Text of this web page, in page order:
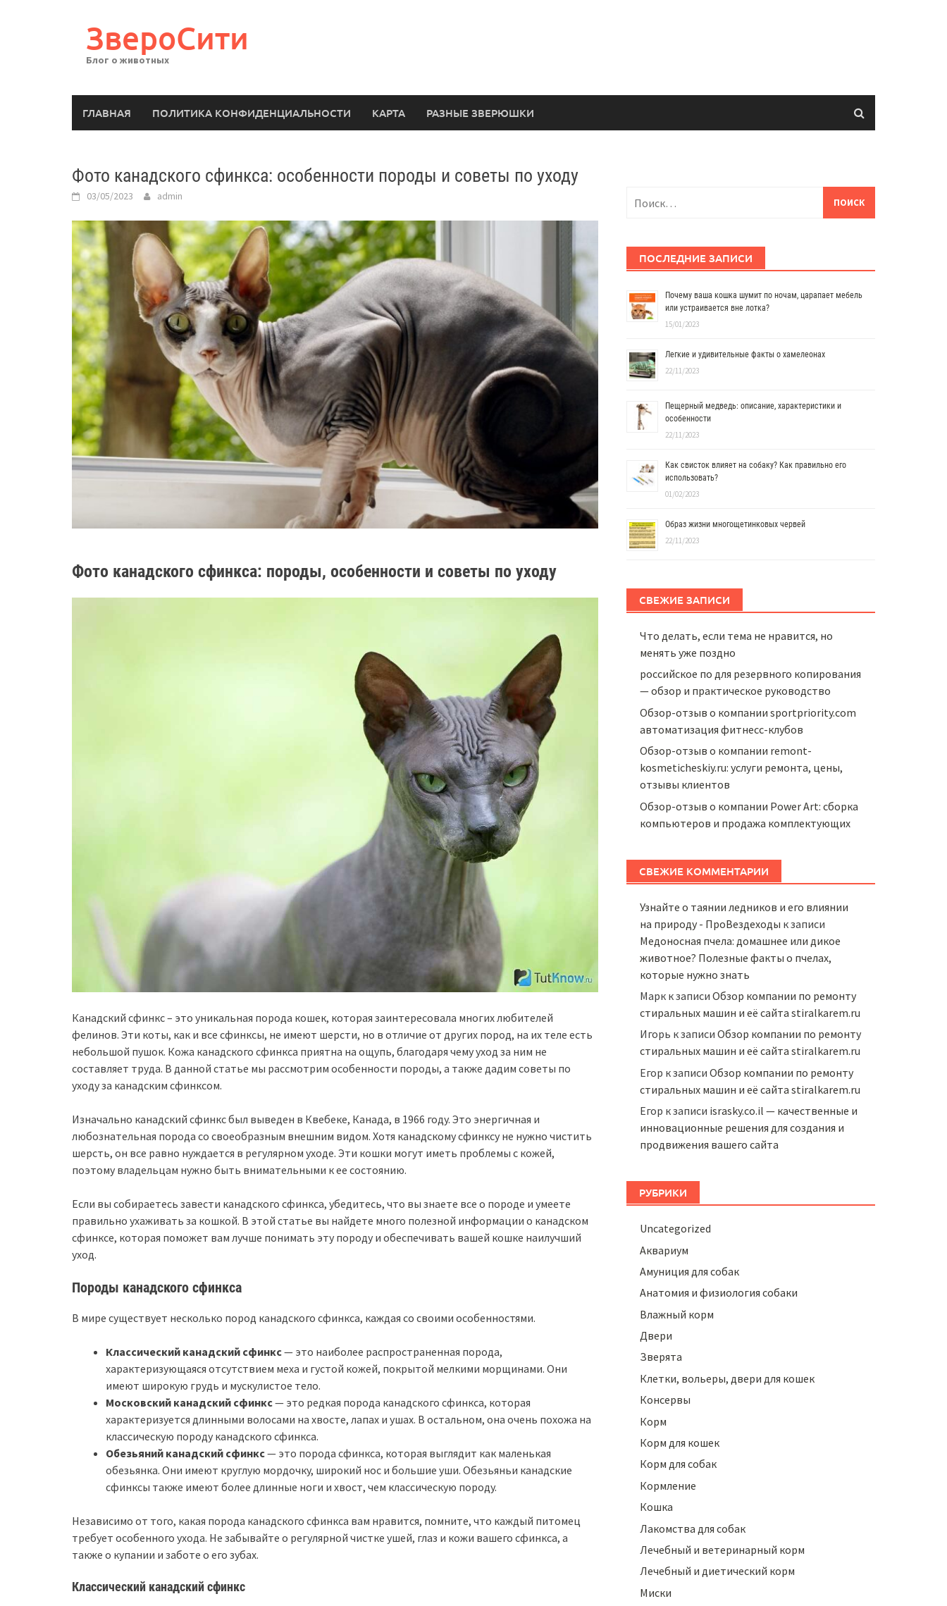
ЗвероСити
Блог о животных
ГЛАВНАЯ ПОЛИТИКА КОНФИДЕНЦИАЛЬНОСТИ КАРТА РАЗНЫЕ ЗВЕРЮШКИ
Фото канадского сфинкса: особенности породы и советы по уходу
03/05/2023 admin
Фото канадского сфинкса: породы, особенности и советы по уходу
Канадский сфинкс – это уникальная порода кошек, которая заинтересовала многих любителей
фелинов. Эти коты, как и все сфинксы, не имеют шерсти, но в отличие от других пород, на их теле есть
небольшой пушок. Кожа канадского сфинкса приятна на ощупь, благодаря чему уход за ним не
составляет труда. В данной статье мы рассмотрим особенности породы, а также дадим советы по
уходу за канадским сфинксом.
Изначально канадский сфинкс был выведен в Квебеке, Канада, в 1966 году. Это энергичная и
любознательная порода со своеобразным внешним видом. Хотя канадскому сфинксу не нужно чистить
шерсть, он все равно нуждается в регулярном уходе. Эти кошки могут иметь проблемы с кожей,
поэтому владельцам нужно быть внимательными к ее состоянию.
Если вы собираетесь завести канадского сфинкса, убедитесь, что вы знаете все о породе и умеете
правильно ухаживать за кошкой. В этой статье вы найдете много полезной информации о канадском
сфинксе, которая поможет вам лучше понимать эту породу и обеспечивать вашей кошке наилучший
уход.
Породы канадского сфинкса
В мире существует несколько пород канадского сфинкса, каждая со своими особенностями.
Классический канадский сфинкс— это наиболее распространенная порода,
характеризующаяся отсутствием меха и густой кожей, покрытой мелкими морщинами. Они
имеют широкую грудь и мускулистое тело.
Московский канадский сфинкс— это редкая порода канадского сфинкса, которая
характеризуется длинными волосами на хвосте, лапах и ушах. В остальном, она очень похожа на
классическую породу канадского сфинкса.
Обезьяний канадский сфинкс— это порода сфинкса, которая выглядит как маленькая
обезьянка. Они имеют круглую мордочку, широкий нос и большие уши. Обезьяньи канадские
сфинксы также имеют более длинные ноги и хвост, чем классическую породу.
Независимо от того, какая порода канадского сфинкса вам нравится, помните, что каждый питомец
требует особенного ухода. Не забывайте о регулярной чистке ушей, глаз и кожи вашего сфинкса, а
также о купании и заботе о его зубах.
Классический канадский сфинкс
ПОСЛЕДНИЕ ЗАПИСИ
Почему ваша кошка шумит по ночам, царапает мебель
или устраивается вне лотка?
15/01/2023
Легкие и удивительные факты о хамелеонах
22/11/2023
Пещерный медведь: описание, характеристики и
особенности
22/11/2023
Как свисток влияет на собаку? Как правильно его
использовать?
01/02/2023
Образ жизни многощетинковых червей
22/11/2023
СВЕЖИЕ ЗАПИСИ
Что делать, если тема не нравится, но
менять уже поздно
российское по для резервного копирования
— обзор и практическое руководство
Обзор-отзыв о компании sportpriority.com
автоматизация фитнесс-клубов
Обзор-отзыв о компании remont-
kosmeticheskiy.ru: услуги ремонта, цены,
отзывы клиентов
Обзор-отзыв о компании Power Art: сборка
компьютеров и продажа комплектующих
СВЕЖИЕ КОММЕНТАРИИ
Узнайте о таянии ледников и его влиянии
на природу - ПроВездеходы к записи
Медоносная пчела: домашнее или дикое
животное? Полезные факты о пчелах,
которые нужно знать
Маркк записи Обзор компании по ремонту
стиральных машин и её сайта stiralkarem.ru
Игорь к записи Обзор компании по ремонту
стиральных машин и её сайта stiralkarem.ru
Егор к записи Обзор компании по ремонту
стиральных машин и её сайта stiralkarem.ru
Егор к записи israsky.co.il — качественные и
инновационные решения для создания и
продвижения вашего сайта
РУБРИКИ
Uncategorized
Аквариум
Амуниция для собак
Анатомия и физиология собаки
Влажный корм
Двери
Зверята
Клетки, вольеры, двери для кошек
Консервы
Корм
Корм для кошек
Корм для собак
Кормление
Кошка
Лакомства для собак
Лечебный и ветеринарный корм
Лечебный и диетический корм
Миски